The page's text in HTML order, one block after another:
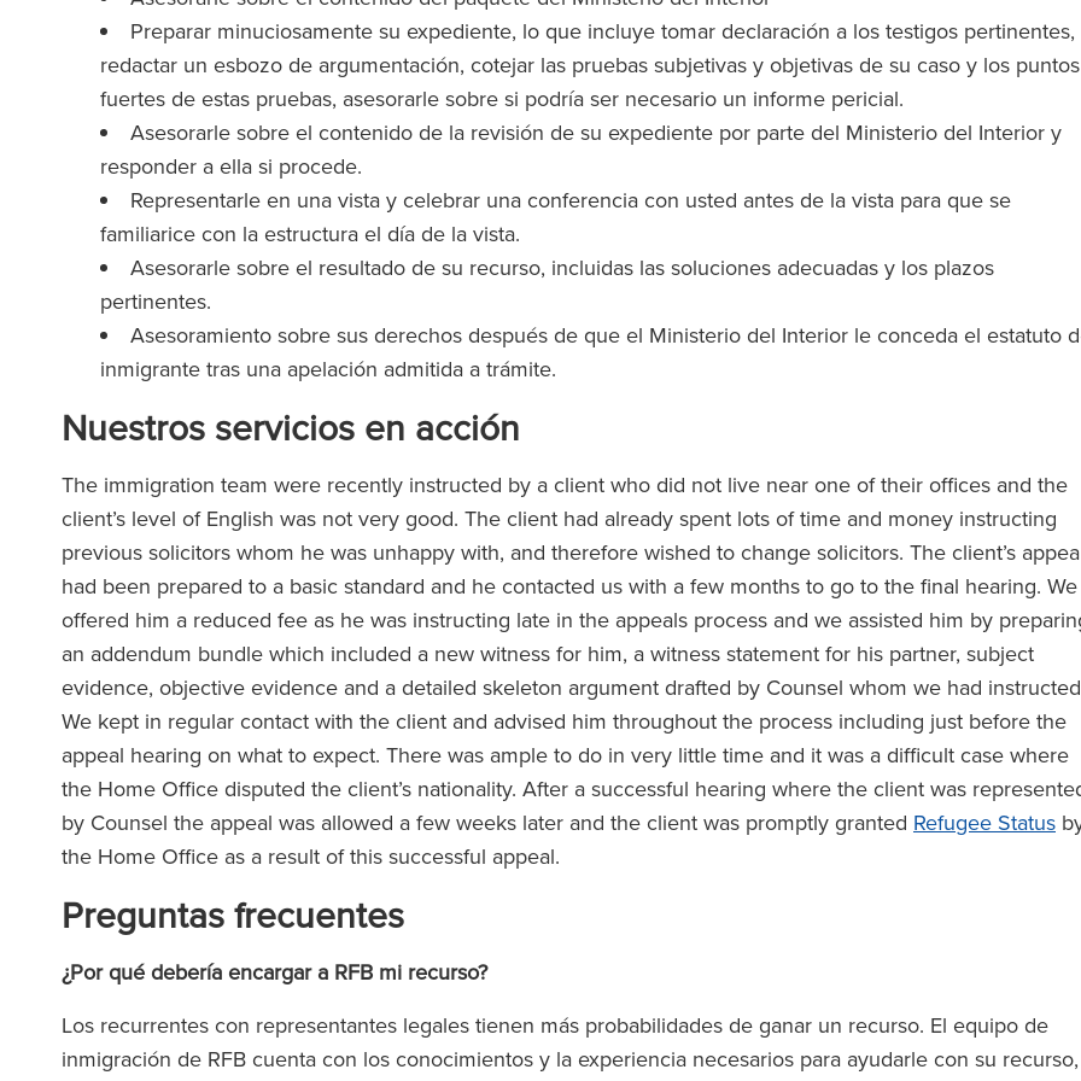
Preparar minuciosamente su expediente, lo que incluye tomar declaración a los testigos pertinentes,
redactar un esbozo de argumentación, cotejar las pruebas subjetivas y objetivas de su caso y los puntos
fuertes de estas pruebas, asesorarle sobre si podría ser necesario un informe pericial.
Asesorarle sobre el contenido de la revisión de su expediente por parte del Ministerio del Interior y
responder a ella si procede.
Representarle en una vista y celebrar una conferencia con usted antes de la vista para que se
familiarice con la estructura el día de la vista.
Asesorarle sobre el resultado de su recurso, incluidas las soluciones adecuadas y los plazos
pertinentes.
Asesoramiento sobre sus derechos después de que el Ministerio del Interior le conceda el estatuto
inmigrante tras una apelación admitida a trámite.
Nuestros servicios en acción
The immigration team were recently instructed by a client who did not live near one of their offices and the
client’s level of English was not very good. The client had already spent lots of time and money instructing
previous solicitors whom he was unhappy with, and therefore wished to change solicitors. The client’s
had been prepared to a basic standard and he contacted us with a few months to go to the final hearing. We
offered him a reduced fee as he was instructing late in the appeals process and we assisted him by
an addendum bundle which included a new witness for him, a witness statement for his partner, subject
evidence, objective evidence and a detailed skeleton argument drafted by Counsel whom we had
We kept in regular contact with the client and advised him throughout the process including just before the
appeal hearing on what to expect. There was ample to do in very little time and it was a difficult case where
the Home Office disputed the client’s nationality. After a successful hearing where the client was
by Counsel the appeal was allowed a few weeks later and the client was promptly granted Refugee Status
the Home Office as a result of this successful appeal.
Preguntas frecuentes
¿Por qué debería encargar a RFB mi recurso?
Los recurrentes con representantes legales tienen más probabilidades de ganar un recurso. El equipo de
inmigración de RFB cuenta con los conocimientos y la experiencia necesarios para ayudarle con su recurso,